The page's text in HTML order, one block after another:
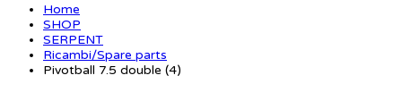
Home
SHOP
SERPENT
Ricambi/Spare parts
Pivotball 7.5 double (4)